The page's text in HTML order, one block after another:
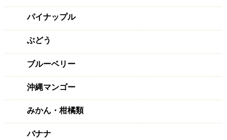
パイナップル
ぶどう
ブルーベリー
沖縄マンゴー
みかん・柑橘類
バナナ